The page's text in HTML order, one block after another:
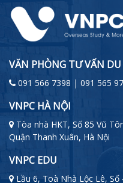
VĂN PHÒNG TƯ VẤN DU
091 566 7398 | 091 565
VNPC HÀ NỘI
Tòa nhà HKT, Số 85 Vũ
Quận Thanh Xuân, Hà Nội
VNPC EDU
Lầu 6, Toà Nhà Lộc Lê,